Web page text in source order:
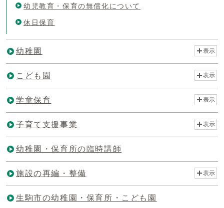
幼児教育・保育の無償化について
休日保育
幼稚園 表示
こども園 表示
学童保育 表示
子育て支援事業 表示
幼稚園・保育所の臨時講師
施設の再編・整備 表示
生駒市の幼稚園・保育所・こども園